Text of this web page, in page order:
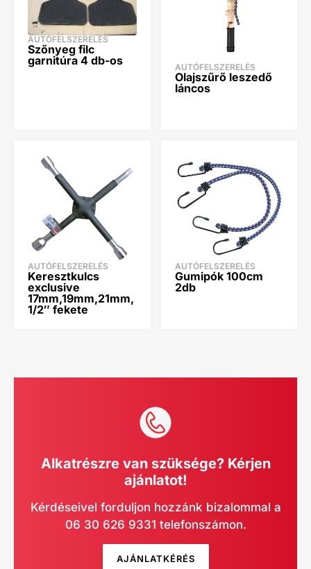
AUTÓFELSZERELÉS
Szőnyeg filc
garnitúra 4 db-os
AUTÓFELSZERELÉS
Olajszűrő leszedő
láncos
AUTÓFELSZERELÉS
Keresztkulcs
exclusive
17mm,19mm,21mm,
1/2″ fekete
AUTÓFELSZERELÉS
Gumipók 100cm
2db
Alkatrészre van szüksége? Kérjen
ajánlatot!
Kérdéseivel forduljon hozzánk bizalommal a
06 30 626 9331 telefonszámon.
AJÁNLATKÉRÉS